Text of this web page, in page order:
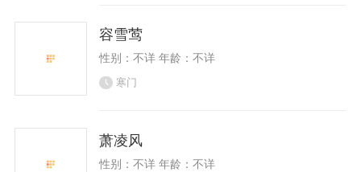
容雪莺
性别：不详 年龄：不详
寒门
萧凌风
性别：不详 年龄：不详